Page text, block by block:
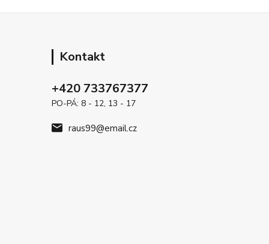
Kontakt
+420 733767377
PO-PÁ: 8 - 12, 13 - 17
raus99@email.cz